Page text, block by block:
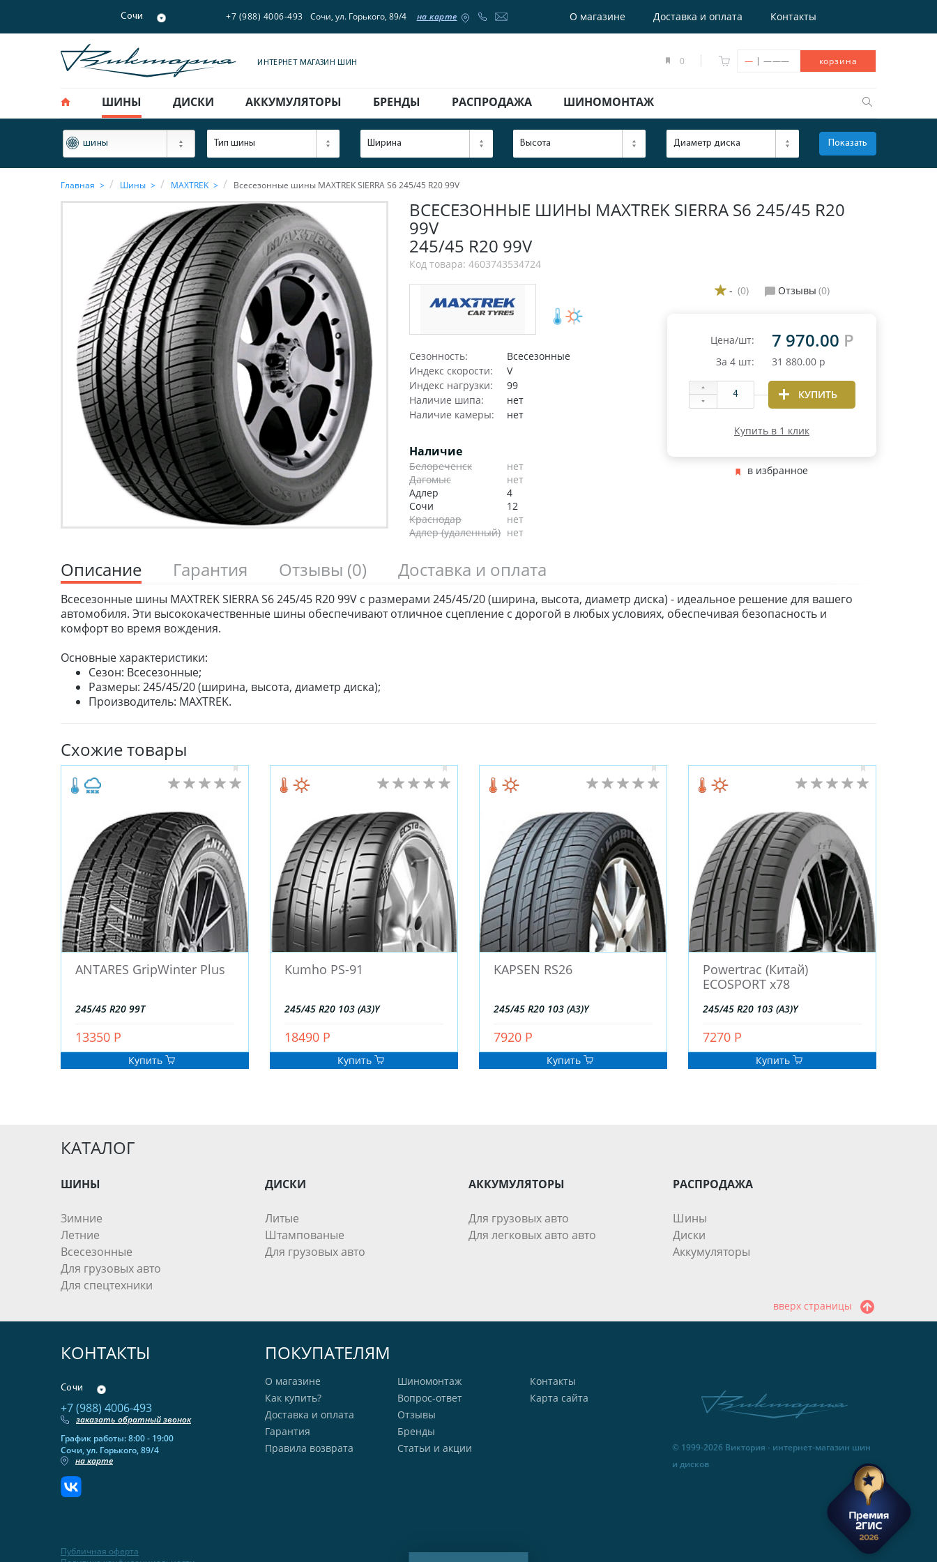
Сочи +7 (988) 4006-493 Сочи, ул. Горького, 89/4 на карте О магазине Доставка и оплата Контакты
ИНТЕРНЕТ МАГАЗИН ШИН 0 — | ——— корзина
ШИНЫ ДИСКИ АККУМУЛЯТОРЫ БРЕНДЫ РАСПРОДАЖА ШИНОМОНТАЖ
ФИЛЬТР ОТКРЫТЬ
шины Тип шины Ширина Высота Диаметр диска Показать
Главная Шины MAXTREK Всесезонные шины MAXTREK SIERRA S6 245/45 R20 99V
ВСЕСЕЗОННЫЕ ШИНЫ MAXTREK SIERRA S6 245/45 R20
99V
245/45 R20 99V
Код товара: 4603743534724
Сезонность:
Всесезонные
Индекс скорости:
V
Индекс нагрузки:
99
Наличие шипа:
нет
Наличие камеры:
нет
Наличие
Белореченск
нет
Дагомыс
нет
Адлер
4
Сочи
12
Краснодар
нет
Адлер (удаленный) нет
- (0) Отзывы (0)
Цена/шт: 7 970.00 Р
За 4 шт: 31 880.00 р
КУПИТЬ
Купить в 1 клик
в избранное
Описание Гарантия Отзывы (0) Доставка и оплата
Всесезонные шины MAXTREK SIERRA S6 245/45 R20 99V с размерами 245/45/20 (ширина, высота, диаметр диска) - идеальное решение для вашего
автомобиля. Эти высококачественные шины обеспечивают отличное сцепление с дорогой в любых условиях, обеспечивая безопасность и
комфорт во время вождения.
Основные характеристики:
Сезон: Всесезонные;
Размеры: 245/45/20 (ширина, высота, диаметр диска);
Производитель: MAXTREK.
Схожие товары
ANTARES GripWinter Plus
245/45 R20 99T
13350 Р
Купить
Kumho PS-91
245/45 R20 103 (A3)Y
18490 Р
Купить
KAPSEN RS26
245/45 R20 103 (A3)Y
7920 Р
Купить
Powertrac (Китай)
ECOSPORT x78
245/45 R20 103 (A3)Y
7270 Р
Купить
КАТАЛОГ
ШИНЫ
Зимние
Летние
Всесезонные
Для грузовых авто
Для спецтехники
ДИСКИ
Литые
Штампованые
Для грузовых авто
АККУМУЛЯТОРЫ
Для грузовых авто
Для легковых авто авто
РАСПРОДАЖА
Шины
Диски
Аккумуляторы
вверх страницы
КОНТАКТЫ
Сочи
+7 (988) 4006-493
заказать обратный звонок
График работы: 8:00 - 19:00
Сочи, ул. Горького, 89/4
на карте
ПОКУПАТЕЛЯМ
О магазине
Как купить?
Доставка и оплата
Гарантия
Правила возврата
Шиномонтаж
Вопрос-ответ
Отзывы
Бренды
Статьи и акции
Контакты
Карта сайта
© 1999-2026 Виктория - интернет-магазин шин
и дисков
Публичная оферта